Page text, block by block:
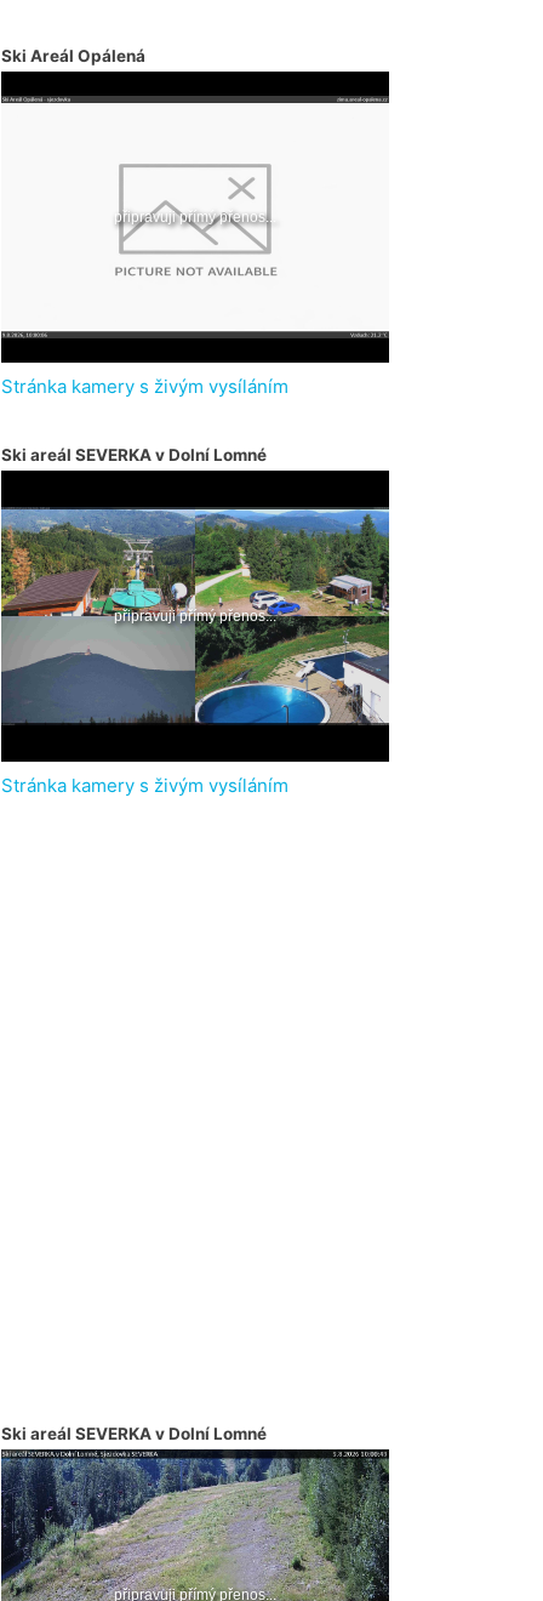
Ski Areál Opálená
Stránka kamery s živým vysíláním
Ski areál SEVERKA v Dolní Lomné
Stránka kamery s živým vysíláním
Ski areál SEVERKA v Dolní Lomné